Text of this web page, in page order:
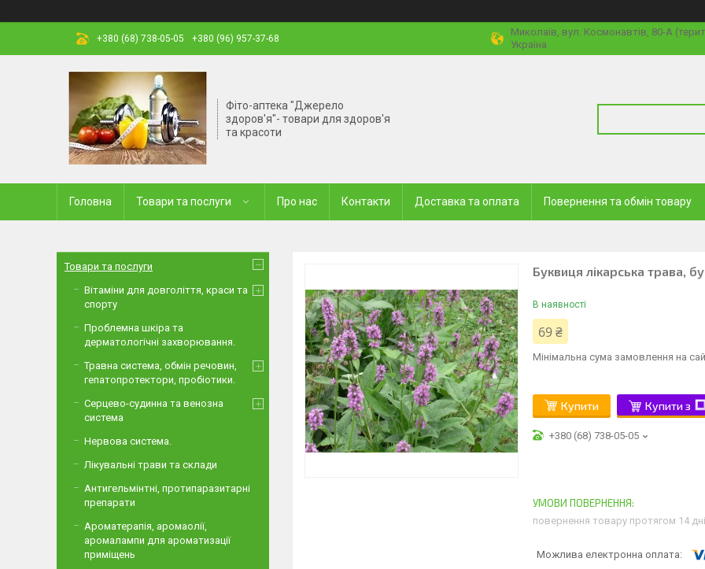
+380 (68) 738-05-05 +380 (96) 957-37-68
Миколаїв, вул. Космонавтів, 80-А
Україна
Фіто-аптека "Джерело
здоров'я"- товари для здоров'я
та красоти
Головна Товари та послуги Про нас Контакти Доставка та оплата Повернення та обмін товару
Буквиця лікарська трава,
В наявності
69 ₴
Мінімальна сума замовлення на
Купити Купити з
+380 (68) 738-05-05
повернення товару протягом 14
Товари та послуги
Вітаміни для довголіття, краси та
спорту
Проблемна шкіра та
дерматологічні захворювання.
Травна система, обмін речовин,
гепатопротектори, пробіотики.
Серцево-судинна та венозна
система
Нервова система.
Лікувальні трави та склади
Антигельмінтні, протипаразитарні
препарати
Ароматерапія, аромаолії,
аромалампи для ароматизації
приміщень